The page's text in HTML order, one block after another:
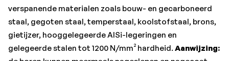
•RVS austenitisch: 55
•RVS duplex: 45
•RVS ferritisch/martensitisch: 60
•Schachtlengte l3: 36 mm
verspanende materialen zoals bouw- en gecarboneerd
staal, gegoten staal, temperstaal, koolstofstaal, brons,
gietijzer, hooggelegeerde AlSi-legeringen en
gelegeerde stalen tot 1200 N/mm² hardheid. Aanwijzing: